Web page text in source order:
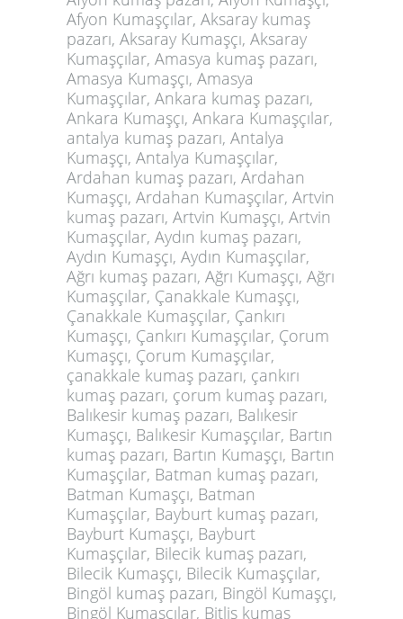
Afyon Kumaşçılar, Aksaray kumaş
pazarı, Aksaray Kumaşçı, Aksaray
Kumaşçılar, Amasya kumaş pazarı,
Amasya Kumaşçı, Amasya
Kumaşçılar, Ankara kumaş pazarı,
Ankara Kumaşçı, Ankara Kumaşçılar,
antalya kumaş pazarı, Antalya
Kumaşçı, Antalya Kumaşçılar,
Ardahan kumaş pazarı, Ardahan
Kumaşçı, Ardahan Kumaşçılar, Artvin
kumaş pazarı, Artvin Kumaşçı, Artvin
Kumaşçılar, Aydın kumaş pazarı,
Aydın Kumaşçı, Aydın Kumaşçılar,
Ağrı kumaş pazarı, Ağrı Kumaşçı, Ağrı
Kumaşçılar, Çanakkale Kumaşçı,
Çanakkale Kumaşçılar, Çankırı
Kumaşçı, Çankırı Kumaşçılar, Çorum
Kumaşçı, Çorum Kumaşçılar,
çanakkale kumaş pazarı, çankırı
kumaş pazarı, çorum kumaş pazarı,
Balıkesir kumaş pazarı, Balıkesir
Kumaşçı, Balıkesir Kumaşçılar, Bartın
kumaş pazarı, Bartın Kumaşçı, Bartın
Kumaşçılar, Batman kumaş pazarı,
Batman Kumaşçı, Batman
Kumaşçılar, Bayburt kumaş pazarı,
Bayburt Kumaşçı, Bayburt
Kumaşçılar, Bilecik kumaş pazarı,
Bilecik Kumaşçı, Bilecik Kumaşçılar,
Bingöl kumaş pazarı, Bingöl Kumaşçı,
Bingöl Kumaşçılar, Bitlis kumaş